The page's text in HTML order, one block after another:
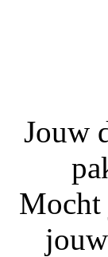
Jouw
Mocht